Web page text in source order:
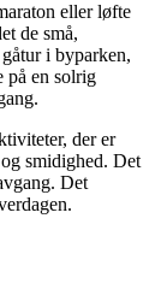
eller løfte
de små,
i byparken,
på en solrig
der er
smidighed. Det
Det